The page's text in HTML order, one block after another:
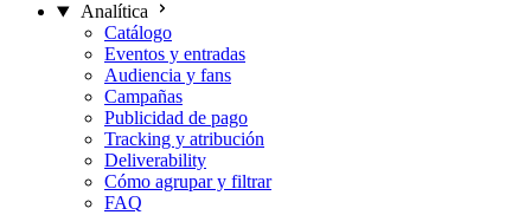
Analítica
Catálogo
Eventos y entradas
Audiencia y fans
Campañas
Publicidad de pago
Tracking y atribución
Deliverability
Cómo agrupar y filtrar
FAQ